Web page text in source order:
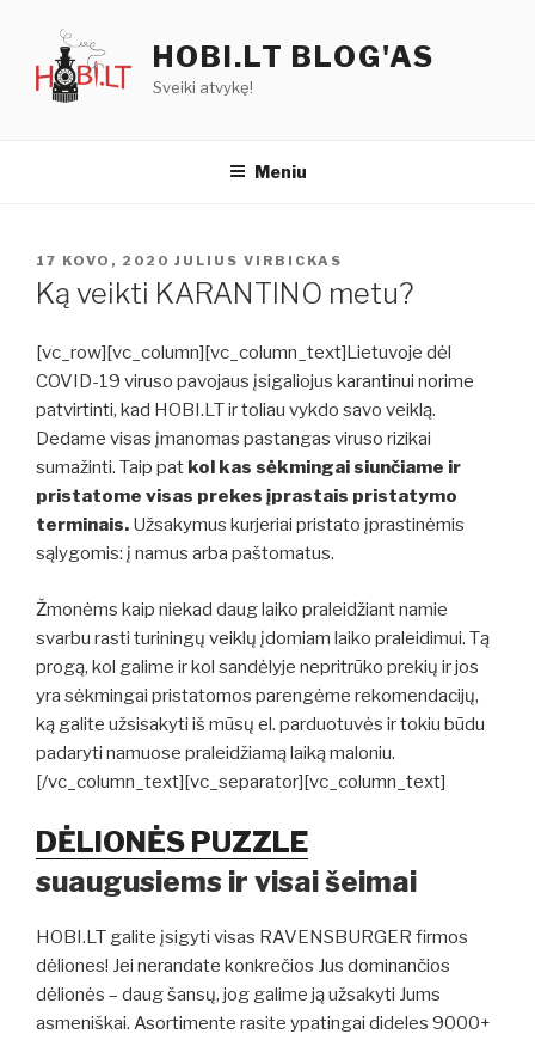
turinio
HOBI.LT BLOG'AS
Sveiki atvykę!
Meniu
PASKELBTA
17 KOVO, 2020 JULIUS VIRBICKAS
Ką veikti KARANTINO metu?
[vc_row][vc_column][vc_column_text]Lietuvoje dėl
COVID-19 viruso pavojaus įsigaliojus karantinui norime
patvirtinti, kad HOBI.LT ir toliau vykdo savo veiklą.
Dedame visas įmanomas pastangas viruso rizikai
sumažinti. Taip pat kol kas sėkmingai siunčiame ir
pristatome visas prekes įprastais pristatymo
terminais. Užsakymus kurjeriai pristato įprastinėmis
sąlygomis: į namus arba paštomatus.
Žmonėms kaip niekad daug laiko praleidžiant namie
svarbu rasti turiningų veiklų įdomiam laiko praleidimui. Tą
progą, kol galime ir kol sandėlyje nepritrūko prekių ir jos
yra sėkmingai pristatomos parengėme rekomendacijų,
ką galite užsisakyti iš mūsų el. parduotuvės ir tokiu būdu
padaryti namuose praleidžiamą laiką maloniu.
[/vc_column_text][vc_separator][vc_column_text]
DĖLIONĖS PUZZLE
suaugusiems ir visai šeimai
HOBI.LT galite įsigyti visas RAVENSBURGER firmos
dėliones! Jei nerandate konkrečios Jus dominančios
dėlionės – daug šansų, jog galime ją užsakyti Jums
asmeniškai. Asortimente rasite ypatingai dideles 9000+